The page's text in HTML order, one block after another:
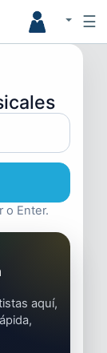
☰
o Enter.
aquí,